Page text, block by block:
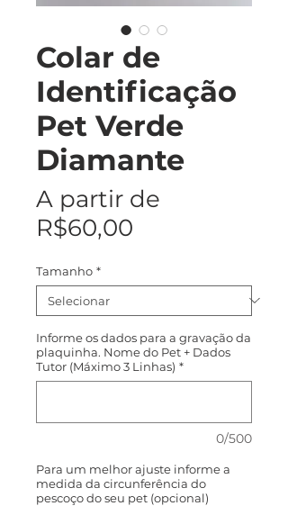
Colar de
Identificação
Pet Verde
Diamante
A partir de
R$60,00
Tamanho *
Informe os dados para a gravação da
plaquinha. Nome do Pet + Dados
Tutor (Máximo 3 Linhas) *
0/500
Para um melhor ajuste informe a
medida da circunferência do
pescoço do seu pet (opcional)